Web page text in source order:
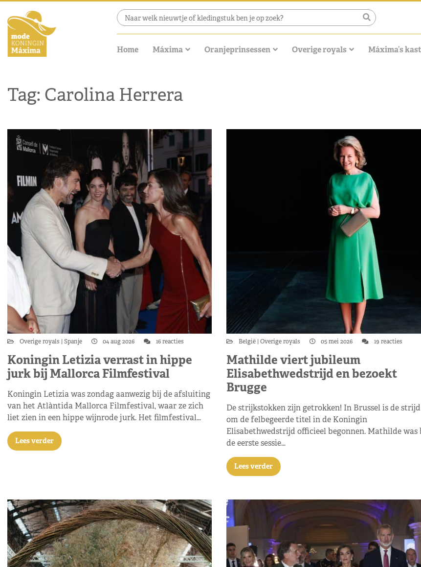
Home Máxima Oranjeprinsessen Overige royals Máxima’s kast
Tag: Carolina Herrera
Overige royals Spanje 04 aug 2026 16 reacties
Koningin Letizia verrast in hippe
jurk bij Mallorca Filmfestival
Koningin Letizia was zondag aanwezig bij de afsluiting
van het Atlàntida Mallorca Filmfestival, waar ze zich
liet zien in een hippe wijnrode jurk. Het filmfestival…
Lees verder
België Overige royals 05 mei 2026 19 reacties
Mathilde viert jubileum
Elisabethwedstrijd en bezoekt
Brugge
De strijkstokken zijn getrokken! In Brussel is de strijd
om de felbegeerde titel in de Koningin
Elisabethwedstrijd officieel begonnen. Mathilde was
de eerste sessie…
Lees verder